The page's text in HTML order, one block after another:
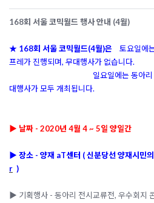
168회 서울 코믹월드 행사 안내 (4월)
★ 168회 서울 코믹월드(4월)은 토요일에
프레가 진행되며, 무대행사가 없습니다.
일요일에는 동아리 전시교류
대행사가 모두 개최됩니다.
▶ 날짜 - 2020년 4월 4 ~ 5일 양일간
▶ 장소 - 양재 aT센터 ( 신분당선 양재시민
r )
▶ 기획행사 - 동아리 전시교류전, 우수회지